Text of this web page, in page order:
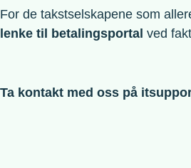
For de takstselskapene som
lenke til betalingsportal ved
Ta kontakt med oss på